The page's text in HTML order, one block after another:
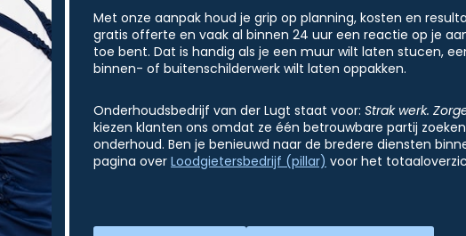
Met onze aanpak houd je grip op planning, kosten en
gratis offerte en vaak al binnen 24 uur een reactie op je
toe bent. Dat is handig als je een muur wilt laten stucen,
binnen- of buitenschilderwerk wilt laten oppakken.
Onderhoudsbedrijf van der Lugt staat voor:Strak werk.
kiezen klanten ons omdat ze één betrouwbare partij
onderhoud. Ben je benieuwd naar de bredere diensten
pagina overLoodgietersbedrijf (pillar) voor het